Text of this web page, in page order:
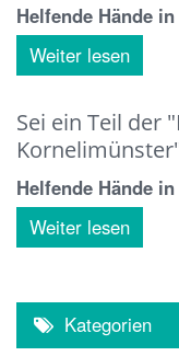
Helfende Hände
Weiter lesen
Sei ein Teil der
Helfende Hände
Weiter lesen
Kategorien